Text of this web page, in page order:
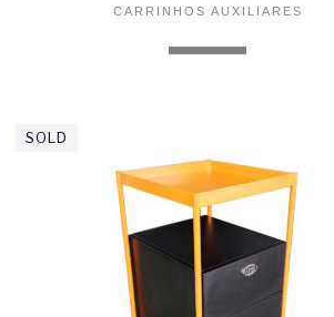
CARRINHOS AUXILIARES